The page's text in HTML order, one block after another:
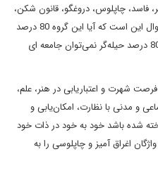
فاسد، چاپلوس، دروغگو، قانون شکن،
ناجوانمرد و بی پِرنسیپ وجود دارد اما سوال این است که آیا این گروه 80 درصد
جامعه است یا 10 درصد جامعه؟ طبعاً با 80 درصد حیله‌گر نمی‌توان جامعه ای
شهرت و اعتباریابی در هنر، علم،
و مدنی با نظارت، امکان‌یابی و
شده باشد خود به خود در ذات خود
اغراق آمیز و چاپلوسی را به